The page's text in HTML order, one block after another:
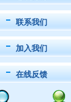
联系我们
加入我们
在线反馈